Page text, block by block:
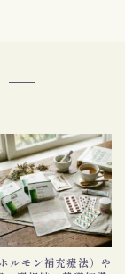
ルモン補充療法）や